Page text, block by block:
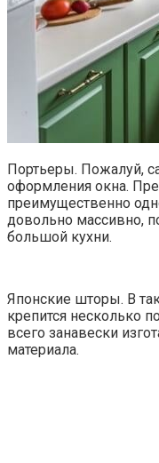
Портьеры. Пожалуй,
оформления окна.
преимущественно
довольно массивно,
большой кухни.
Японские шторы. В
крепится несколько
всего занавески
материала.